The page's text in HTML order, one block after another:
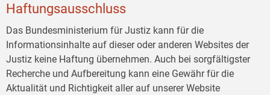
Haftungsausschluss
Das Bundesministerium für Justiz kann für die
Informationsinhalte auf dieser oder anderen Websites der
Justiz keine Haftung übernehmen. Auch bei sorgfältigster
Recherche und Aufbereitung kann eine Gewähr für die
Aktualität und Richtigkeit aller auf unserer Website